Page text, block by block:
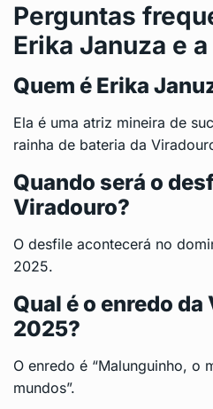
Perguntas
Erika Januza e
Quem é Erika
Ela é uma atriz mineira de
rainha de bateria da
Quando será o
Viradouro?
O desfile acontecerá no
2025.
Qual é o enredo
2025?
O enredo é “Malunguinho, o
mundos”.